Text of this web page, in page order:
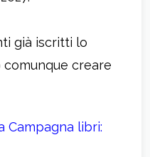
già iscritti lo
creare
Campagna libri: